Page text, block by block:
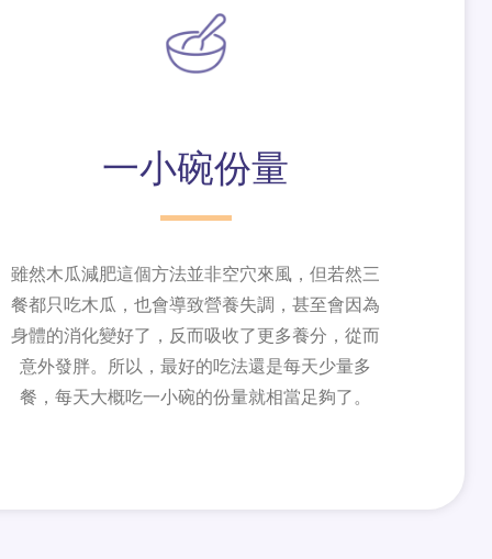
一小碗份量
雖然木瓜減肥這個方法並非空穴來風，但若然三
餐都只吃木瓜，也會導致營養失調，甚至會因為
身體的消化變好了，反而吸收了更多養分，從而
意外發胖。所以，最好的吃法還是每天少量多
餐，每天大概吃一小碗的份量就相當足夠了。